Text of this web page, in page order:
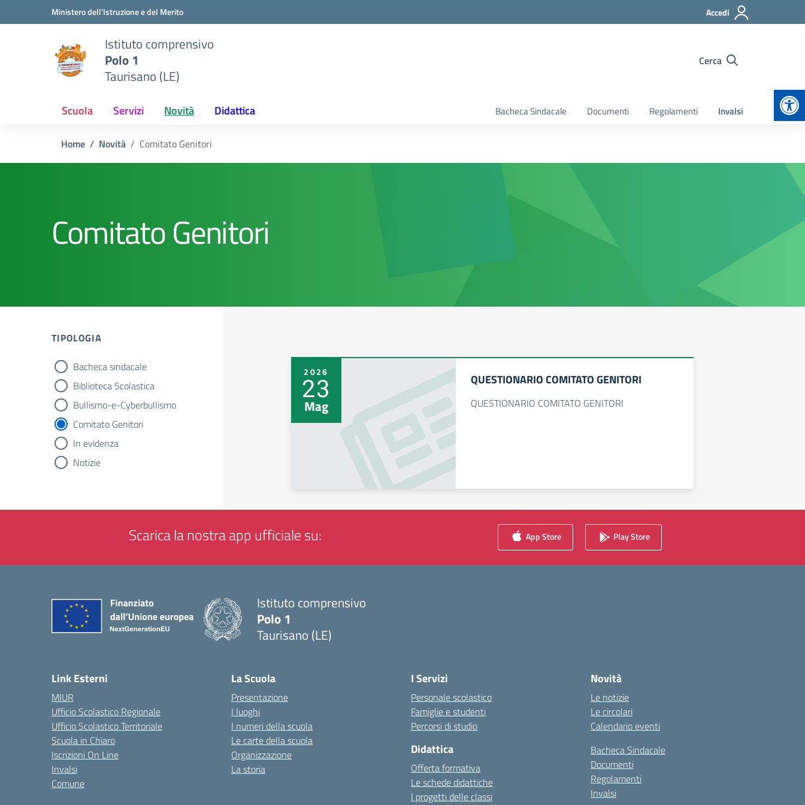
Vai ai contenuti
Vai al menu di navigazioneMinistero dell'Istruzione e del Merito Accedi
Istituto comprensivo
Polo 1
Taurisano (LE)
Cerca
Scuola Servizi Novità Didattica Bacheca Sindacale Documenti Regolamenti Invalsi
Home Novità Comitato Genitori
Comitato Genitori
TIPOLOGIA
tipologia di articoli
Bacheca sindacale
Biblioteca Scolastica
Bullismo-e-Cyberbullismo
Comitato Genitori
In evidenza
Notizie
2026
23
Mag
QUESTIONARIO COMITATO GENITORI
QUESTIONARIO COMITATO GENITORI
Scarica la nostra app ufficiale su: App Store Play Store
Istituto comprensivo
Polo 1
Taurisano (LE)
Link Esterni
MIUR
Ufficio Scolastico Regionale
Ufficio Scolastico Territoriale
Scuola in Chiaro
Iscrizioni On Line
Invalsi
Comune
La Scuola
Presentazione
I luoghi
I numeri della scuola
Le carte della scuola
Organizzazione
La storia
I Servizi
Personale scolastico
Famiglie e studenti
Percorsi di studio
Didattica
Offerta formativa
Le schede didattiche
I progetti delle classi
Novità
Le notizie
Le circolari
Calendario eventi
Bacheca Sindacale
Documenti
Regolamenti
Invalsi